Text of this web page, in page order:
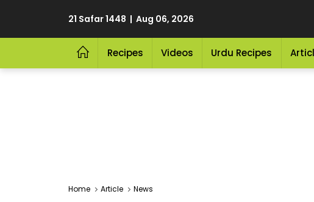
21 Safar 1448 | Aug 06, 2026
Recipes Videos Urdu Recipes
Home Article News